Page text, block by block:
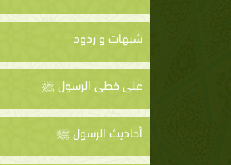
شبهات و ردود
على خطى الرسول ﷺ
أحاديث الرسول ﷺ